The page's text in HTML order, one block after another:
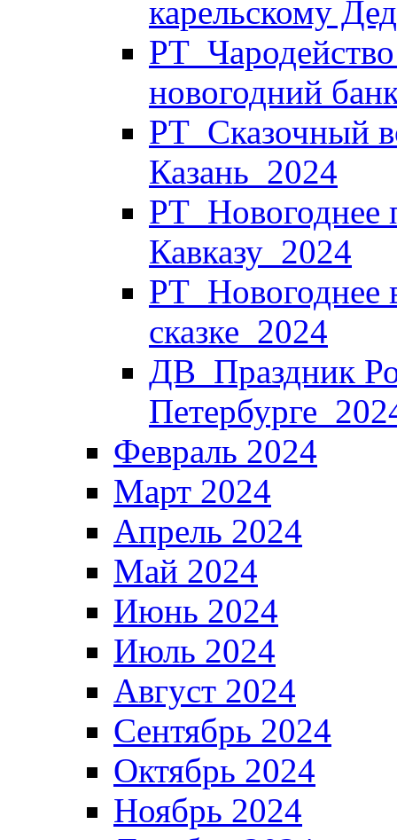
карельскому
новогодний
РТ_Сказочный
Казань_2024
РТ_Новогоднее
Кавказу_2024
РТ_Новогоднее
сказке_2024
ДВ_Праздник
Февраль 2024
Март 2024
Апрель 2024
Май 2024
Июнь 2024
Июль 2024
Август 2024
Сентябрь 2024
Октябрь 2024
Ноябрь 2024